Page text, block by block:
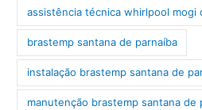
assistência técnica whirlpool mogi
brastemp santana de parnaíba
instalação brastemp santana de
manutenção brastemp santana de